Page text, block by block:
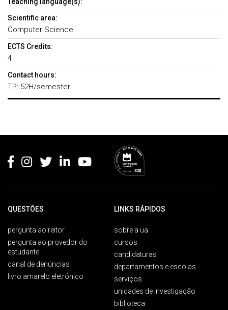
Scientific area:
Computer Science
ECTS Credits:
4
Contact hours:
TP: 52H/semester
QUESTÕES
pergunta ao reitor
pergunta ao provedor do
estudante
canal de denúncias
livro amarelo eletrónico
LINKS RÁPIDOS
sobre a ua
cursos
candidaturas
departamentos e escolas
serviços
unidades de investigação
biblioteca